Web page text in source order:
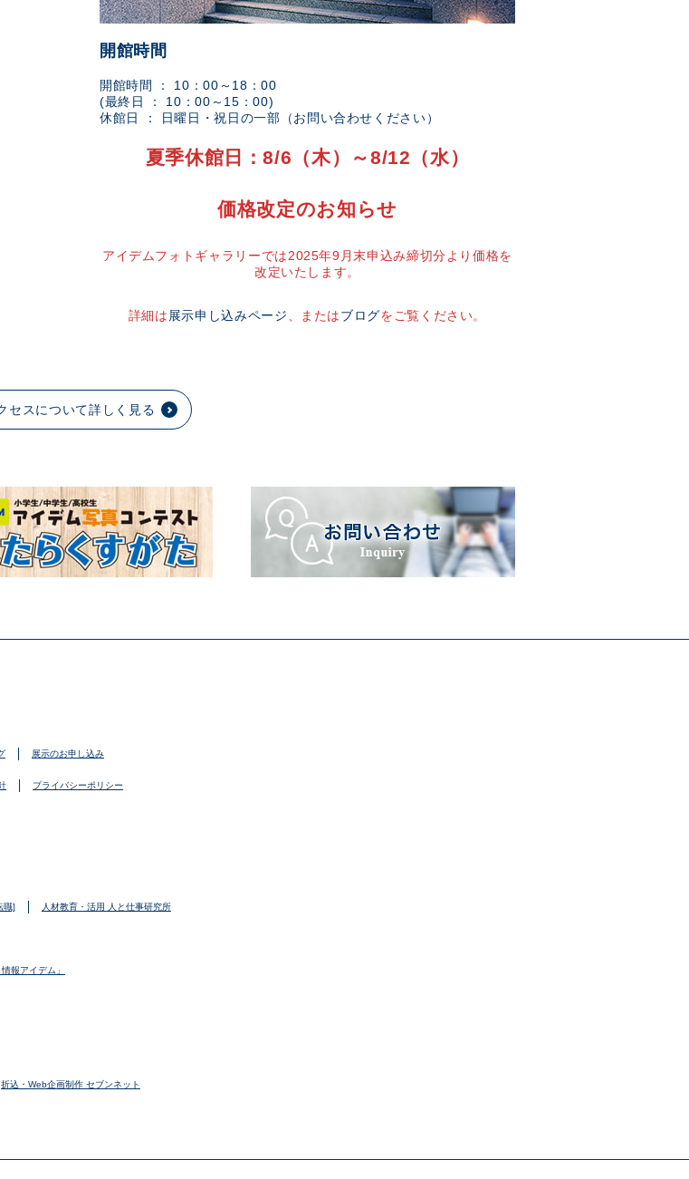
開館時間
開館時間 ： 10：00～18：00
(最終日 ： 10：00～15：00)
休館日 ： 日曜日・祝日の一部（お問い合わせください）
夏季休館日：8/6（木）～8/12（水）
価格改定のお知らせ
アイデムフォトギャラリーでは2025年9月末申込み締切分より価格を
改定いたします。
詳細は 展示申し込みページ 、またはブログをご覧ください。
セスについて詳しく見る
展示のお申し込み
プライバシーポリシー
職] 人材教育・活用 人と仕事研究所
報アイデム」
折込・Web企画制作 セブンネット